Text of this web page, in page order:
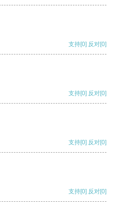
支持[0] 反对[0]
支持[0] 反对[0]
支持[0] 反对[0]
支持[0] 反对[0]